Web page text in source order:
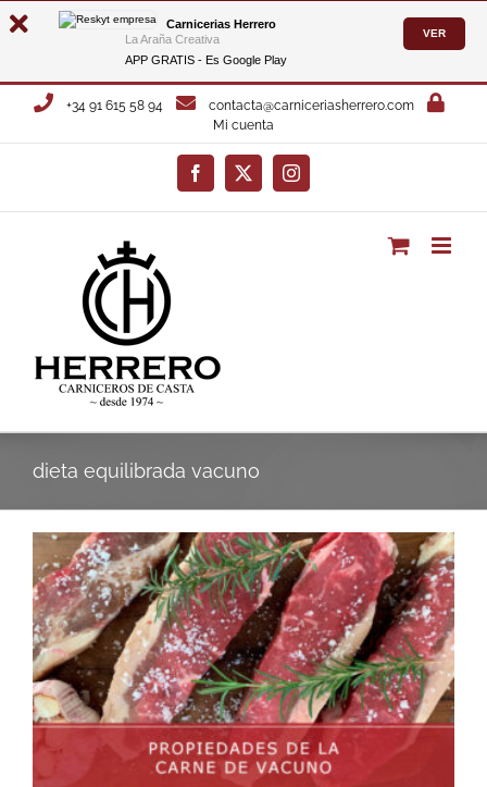
Carnicerias Herrero
La Araña Creativa
APP GRATIS - Es Google Play
VER
Saltar
+34 91 615 58 94
contacta@carniceriasherrero.com
Mi cuenta
Facebook
X Instagram
dieta equilibrada vacuno